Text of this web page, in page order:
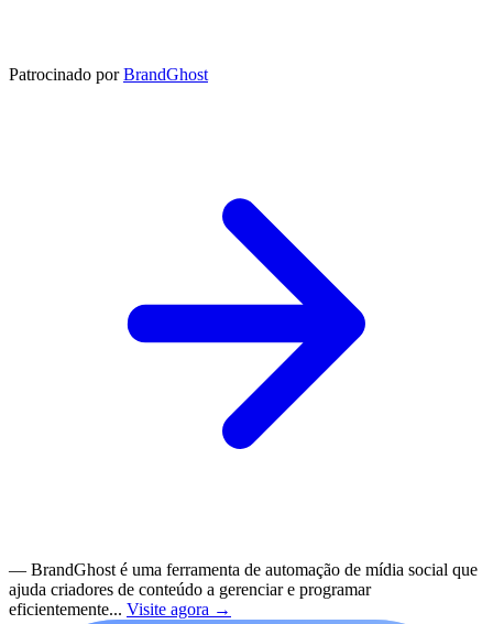
Patrocinado por BrandGhost
— BrandGhost é uma ferramenta de automação de mídia social que
ajuda criadores de conteúdo a gerenciar e programar
eficientemente... Visite agora →